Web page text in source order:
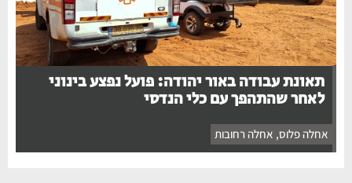
תאונת עבודה באור יהודה: פועל נפצע בינוני
לאחר שהתהפך עם כלי הנדסי
אחלה פלוס, אחלה רחובות